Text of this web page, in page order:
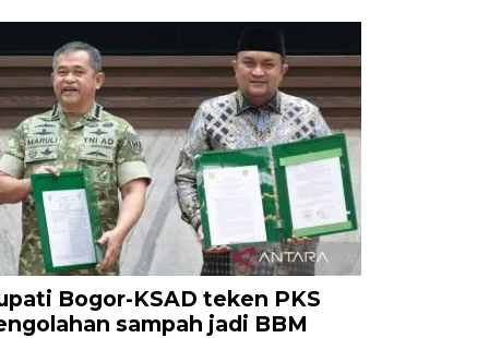
Bogor-KSAD teken PKS
sampah jadi BBM